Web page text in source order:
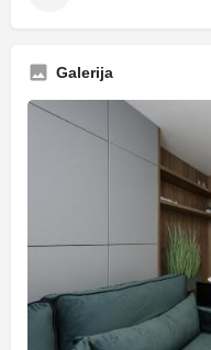
Galerija